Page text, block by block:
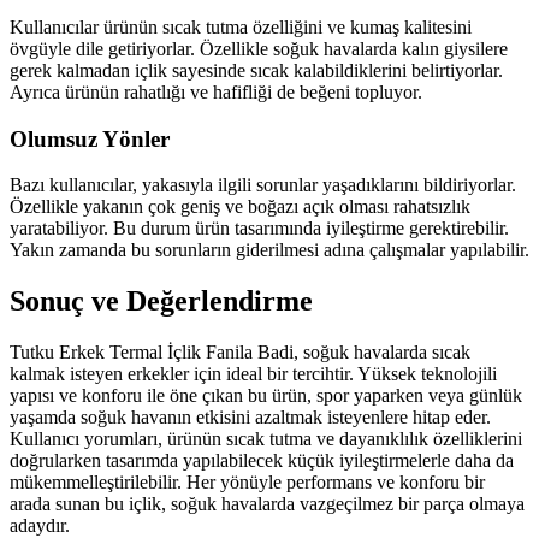
Kullanıcılar ürünün sıcak tutma özelliğini ve kumaş kalitesini
övgüyle dile getiriyorlar. Özellikle soğuk havalarda kalın giysilere
gerek kalmadan içlik sayesinde sıcak kalabildiklerini belirtiyorlar.
Ayrıca ürünün rahatlığı ve hafifliği de beğeni topluyor.
Olumsuz Yönler
Bazı kullanıcılar, yakasıyla ilgili sorunlar yaşadıklarını bildiriyorlar.
Özellikle yakanın çok geniş ve boğazı açık olması rahatsızlık
yaratabiliyor. Bu durum ürün tasarımında iyileştirme gerektirebilir.
Yakın zamanda bu sorunların giderilmesi adına çalışmalar yapılabilir.
Sonuç ve Değerlendirme
Tutku Erkek Termal İçlik Fanila Badi, soğuk havalarda sıcak
kalmak isteyen erkekler için ideal bir tercihtir. Yüksek teknolojili
yapısı ve konforu ile öne çıkan bu ürün, spor yaparken veya günlük
yaşamda soğuk havanın etkisini azaltmak isteyenlere hitap eder.
Kullanıcı yorumları, ürünün sıcak tutma ve dayanıklılık özelliklerini
doğrularken tasarımda yapılabilecek küçük iyileştirmelerle daha da
mükemmelleştirilebilir. Her yönüyle performans ve konforu bir
arada sunan bu içlik, soğuk havalarda vazgeçilmez bir parça olmaya
adaydır.